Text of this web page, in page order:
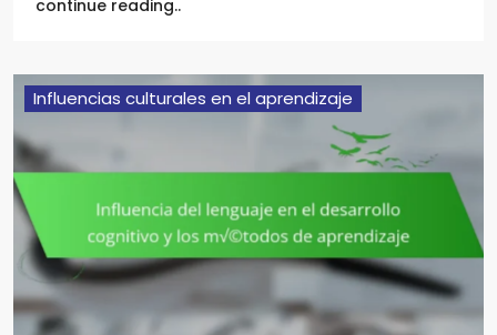
continue reading..
Influencias culturales en el aprendizaje